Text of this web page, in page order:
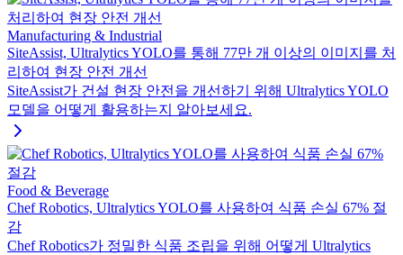
Manufacturing & Industrial
SiteAssist, Ultralytics YOLO를 통해 77만 개 이상의 이미지를 처
리하여 현장 안전 개선
SiteAssist가 건설 현장 안전을 개선하기 위해 Ultralytics YOLO
모델을 어떻게 활용하는지 알아보세요.
Food & Beverage
Chef Robotics, Ultralytics YOLO를 사용하여 식품 손실 67% 절
감
Chef Robotics가 정밀한 식품 조립을 위해 어떻게 Ultralytics